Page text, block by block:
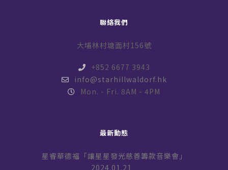
聯絡我們
大埔林村塘面村156號
+852 6677 3943
info@starhillwaldorf.hk
Mon. - Fri. 8AM - 4PM
最新動態
星睿華德福「讓星星發光慈善籌款音樂會」
2024.01.21